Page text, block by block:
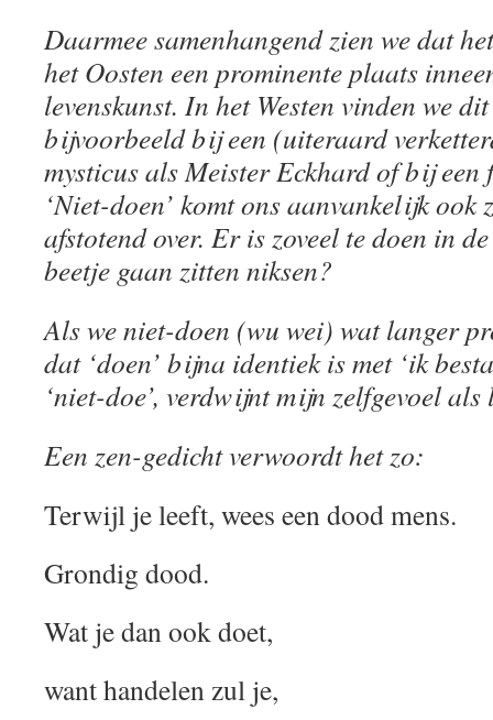
Daarmee samenhangend zien we dat
het Oosten een prominente plaats
levenskunst. In het Westen vinden we
bijvoorbeeld bij een (uiteraard
mysticus als Meister Eckhard of bij
‘Niet-doen’ komt ons aanvankelijk ook
afstotend over. Er is zoveel te doen in
beetje gaan zitten niksen?
Als we niet-doen (wu wei) wat langer
dat ‘doen’ bijna identiek is met ‘ik
‘niet-doe’, verdwijnt mijn zelfgevoel
Een zen-gedicht verwoordt het zo:
Terwijl je leeft, wees een dood mens.
Grondig dood.
Wat je dan ook doet,
want handelen zul je,